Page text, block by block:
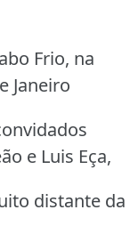
Frio, na
Janeiro
e Luis Eça,
distante da